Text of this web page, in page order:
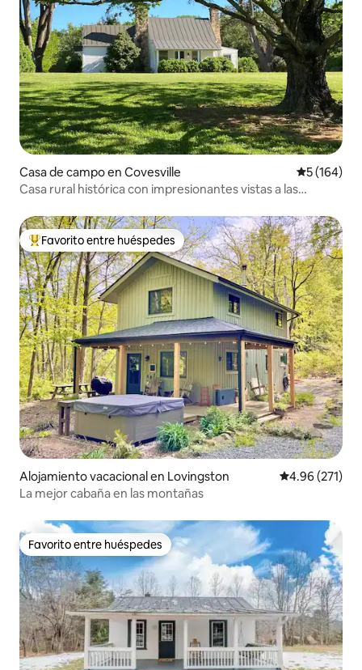
Casa de campo en Covesville
5 (164)
Casa rural histórica con impresionantes vistas a las
Favorito entre huéspedes preferido
Favorito entre huéspedes
Alojamiento vacacional en Lovingston Calificación
4.96 (271)
La mejor cabaña en las montañas
Favorito entre huéspedes
Favorito entre huéspedes